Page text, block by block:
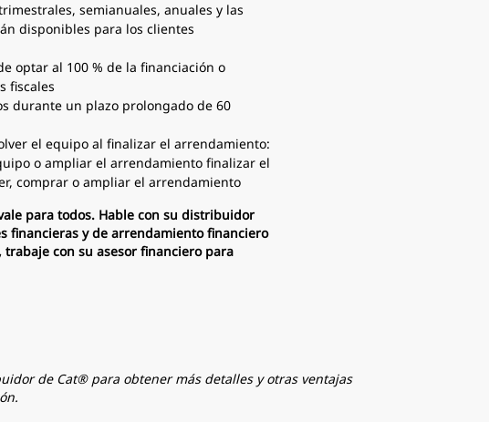
semianuales, anuales y las
disponibles para los clientes
optar al 100 % de la financiación o
fiscales
durante un plazo prolongado de 60
el equipo al finalizar el arrendamiento:
o ampliar el arrendamiento finalizar el
comprar o ampliar el arrendamiento
para todos. Hable con su distribuidor
financieras y de arrendamiento financiero
con su asesor financiero para
de Cat® para obtener más detalles y otras ventajas